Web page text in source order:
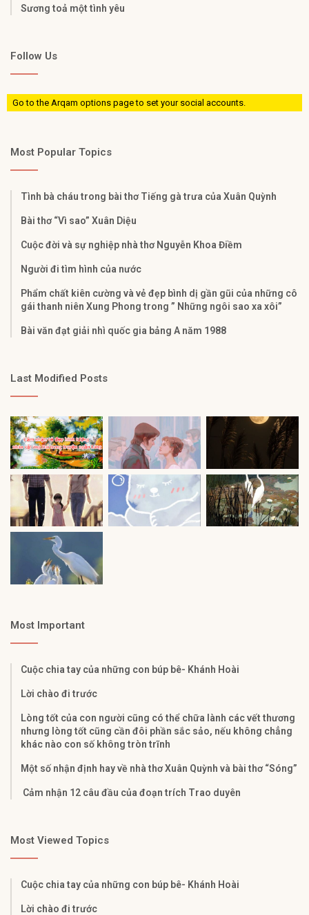
Sương toả một tình yêu
Follow Us
Go to the Arqam options page to set your social accounts.
Most Popular Topics
Tình bà cháu trong bài thơ Tiếng gà trưa của Xuân Quỳnh​
Bài thơ “Vì sao” Xuân Diệu
Cuộc đời và sự nghiệp nhà thơ Nguyễn Khoa Điềm
Người đi tìm hình của nước
Phẩm chất kiên cường và vẻ đẹp bình dị gần gũi của những cô
gái thanh niên Xung Phong trong ” Những ngôi sao xa xôi”
Bài văn đạt giải nhì quốc gia bảng A năm 1988
Last Modified Posts
Most Important
Cuộc chia tay của những con búp bê- Khánh Hoài
Lời chào đi trước
Lòng tốt của con người cũng có thể chữa lành các vết thương
nhưng lòng tốt cũng cần đôi phần sắc sảo, nếu không chẳng
khác nào con số không tròn trĩnh
Một số nhận định hay về nhà thơ Xuân Quỳnh và bài thơ “Sóng”
Cảm nhận 12 câu đầu của đoạn trích Trao duyên
Most Viewed Topics
Cuộc chia tay của những con búp bê- Khánh Hoài
Lời chào đi trước